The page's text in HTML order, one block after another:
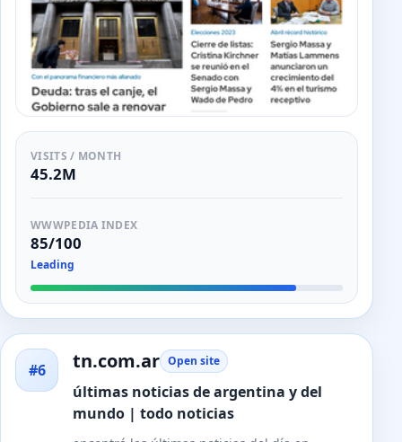
VISITS / MONTH
45.2M
WWWPEDIA INDEX
85/100
Leading
#6 tn.com.ar Open site
últimas noticias de argentina y del
mundo | todo noticias